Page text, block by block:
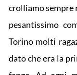
crolliamo sempre
pesantissimo
Torino molti
dato che era la